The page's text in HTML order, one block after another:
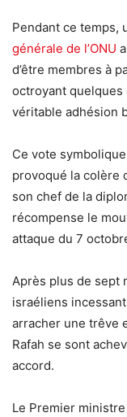
Pendant ce temps,
générale de l’ONU
d’être membres à
octroyant quelques
véritable adhésion
Ce vote
provoqué la colère
son chef de la
récompense le
attaque du 7
Après plus de sept
israéliens
arracher une trêve
Rafah se sont
accord.
Le Premier